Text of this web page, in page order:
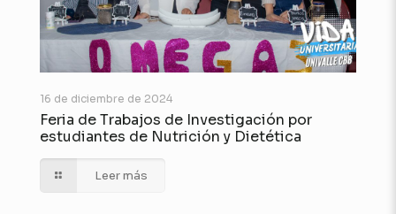
16 de diciembre de 2024
Feria de Trabajos de Investigación por
estudiantes de Nutrición y Dietética
Leer más